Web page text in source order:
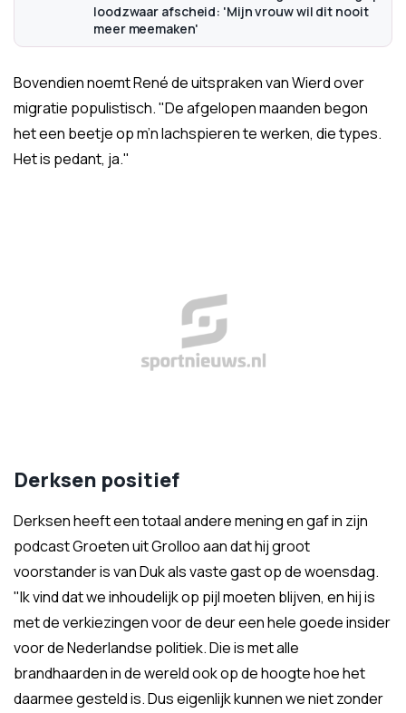
loodzwaar afscheid: 'Mijn vrouw wil dit nooit
meer meemaken'
Bovendien noemt René de uitspraken van Wierd over
migratie populistisch. "De afgelopen maanden begon
het een beetje op m’n lachspieren te werken, die types.
Het is pedant, ja."
Derksen positief
Derksen heeft een totaal andere mening en gaf in zijn
podcast Groeten uit Grolloo aan dat hij groot
voorstander is van Duk als vaste gast op de woensdag.
"Ik vind dat we inhoudelijk op pijl moeten blijven, en hij is
met de verkiezingen voor de deur een hele goede insider
voor de Nederlandse politiek. Die is met alle
brandhaarden in de wereld ook op de hoogte hoe het
daarmee gesteld is. Dus eigenlijk kunnen we niet zonder